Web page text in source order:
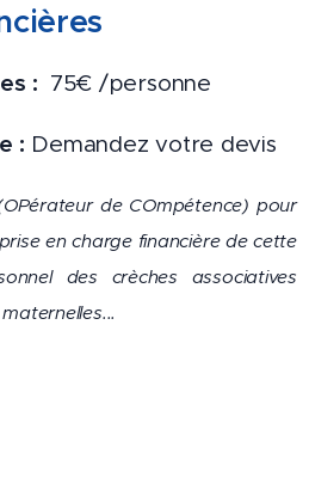
: 75€ /personne
: Demandez votre devis
de COmpétence) pour
en charge financière de cette
des crèches associatives